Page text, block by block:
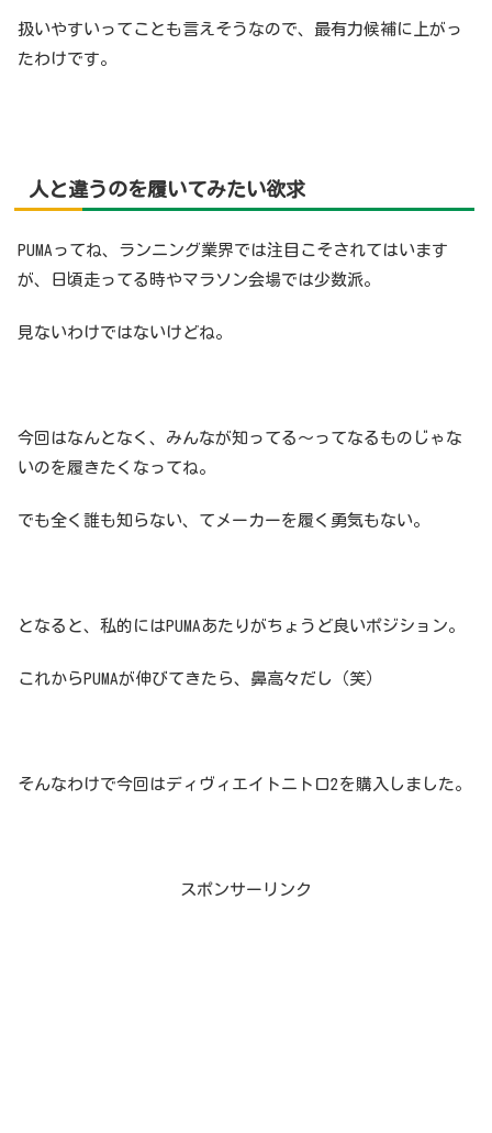
扱いやすいってことも言えそうなので、最有力候補に上がっ
たわけです。
人と違うのを履いてみたい欲求
PUMAってね、ランニング業界では注目こそされてはいます
が、日頃走ってる時やマラソン会場では少数派。
見ないわけではないけどね。
今回はなんとなく、みんなが知ってる〜ってなるものじゃな
いのを履きたくなってね。
でも全く誰も知らない、てメーカーを履く勇気もない。
となると、私的にはPUMAあたりがちょうど良いポジション。
これからPUMAが伸びてきたら、鼻高々だし（笑）
そんなわけで今回はディヴィエイトニトロ2を購入しました。
スポンサーリンク